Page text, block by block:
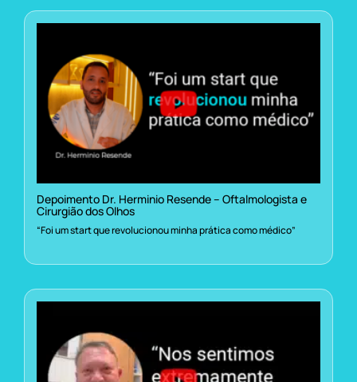
Depoimento Dr. Herminio Resende – Oftalmologista e
Cirurgião dos Olhos
“Foi um start que revolucionou minha prática como médico”